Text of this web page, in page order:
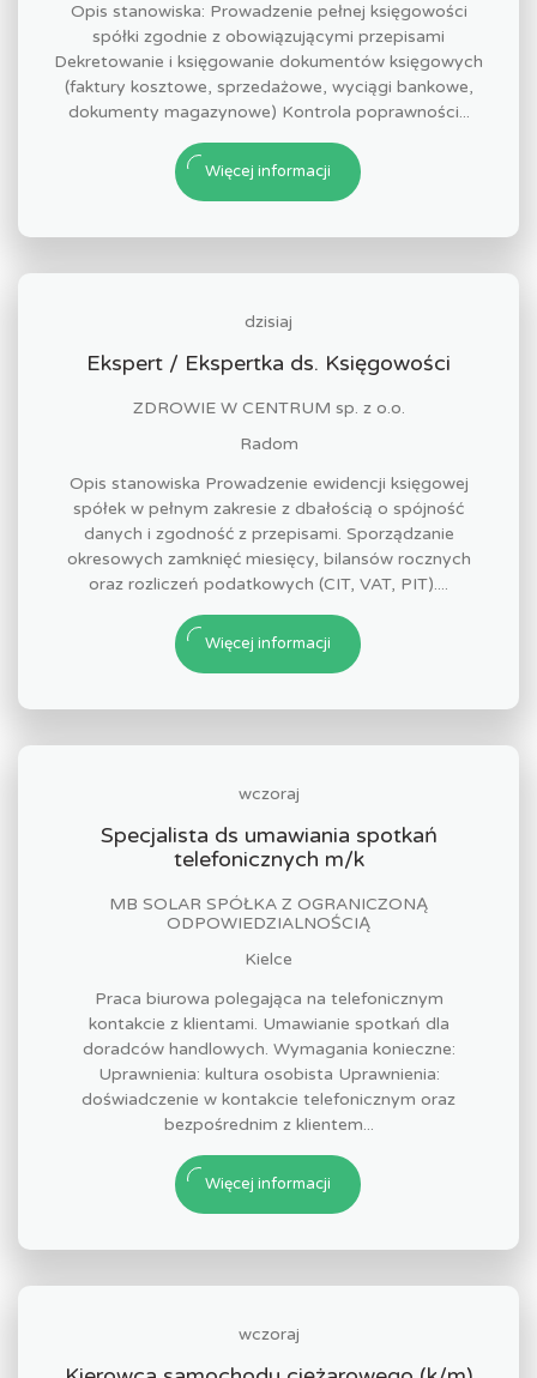
Opis stanowiska: Prowadzenie pełnej księgowości
spółki zgodnie z obowiązującymi przepisami
Dekretowanie i księgowanie dokumentów księgowych
(faktury kosztowe, sprzedażowe, wyciągi bankowe,
dokumenty magazynowe) Kontrola poprawności...
Więcej informacji
dzisiaj
Ekspert / Ekspertka ds. Księgowości
ZDROWIE W CENTRUM sp. z o.o.
Radom
Opis stanowiska Prowadzenie ewidencji księgowej
spółek w pełnym zakresie z dbałością o spójność
danych i zgodność z przepisami. Sporządzanie
okresowych zamknięć miesięcy, bilansów rocznych
oraz rozliczeń podatkowych (CIT, VAT, PIT)....
Więcej informacji
wczoraj
Specjalista ds umawiania spotkań
telefonicznych m/k
MB SOLAR SPÓŁKA Z OGRANICZONĄ
ODPOWIEDZIALNOŚCIĄ
Kielce
Praca biurowa polegająca na telefonicznym
kontakcie z klientami. Umawianie spotkań dla
doradców handlowych. Wymagania konieczne:
Uprawnienia: kultura osobista Uprawnienia:
doświadczenie w kontakcie telefonicznym oraz
bezpośrednim z klientem...
Więcej informacji
wczoraj